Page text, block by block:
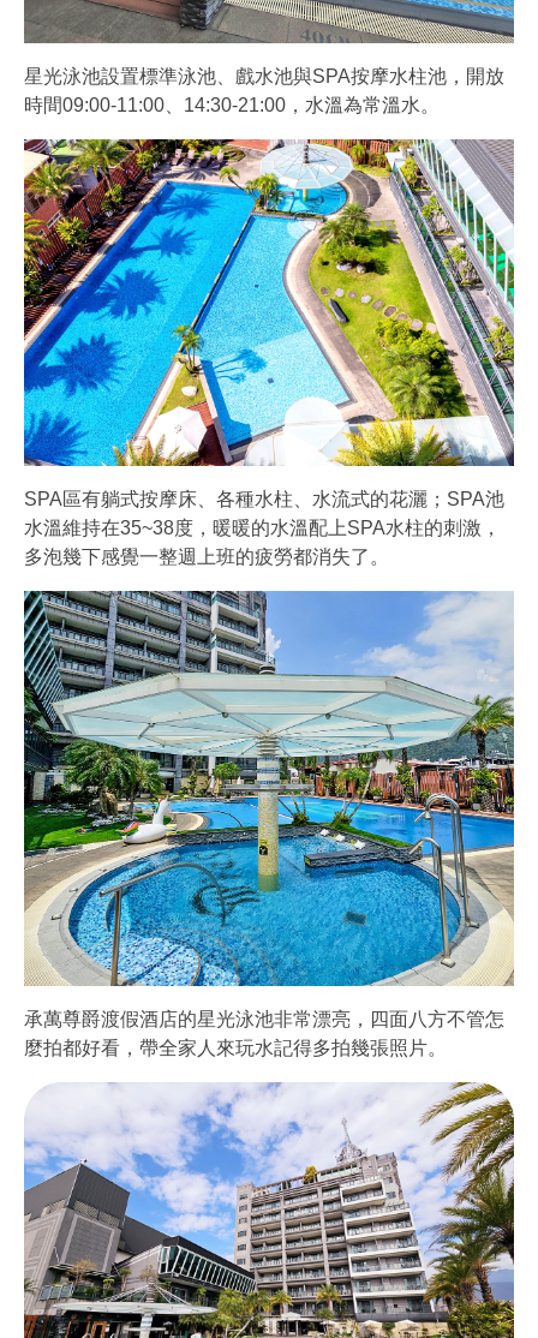
星光泳池設置標準泳池、戲水池與SPA按摩水柱池，開放
時間09:00-11:00、14:30-21:00，水溫為常溫水。
SPA區有躺式按摩床、各種水柱、水流式的花灑；SPA池
水溫維持在35~38度，暖暖的水溫配上SPA水柱的刺激，
多泡幾下感覺一整週上班的疲勞都消失了。
承萬尊爵渡假酒店的星光泳池非常漂亮，四面八方不管怎
麼拍都好看，帶全家人來玩水記得多拍幾張照片。